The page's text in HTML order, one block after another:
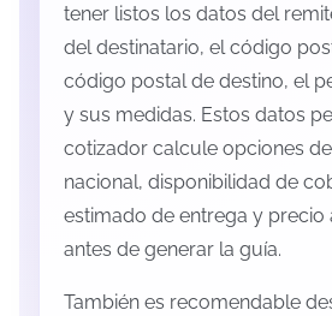
tener listos los datos del
del destinatario, el código
código postal de destino, el
y sus medidas. Estos datos
cotizador calcule opciones
nacional, disponibilidad de
estimado de entrega y precio
antes de generar la guía.
También es recomendable